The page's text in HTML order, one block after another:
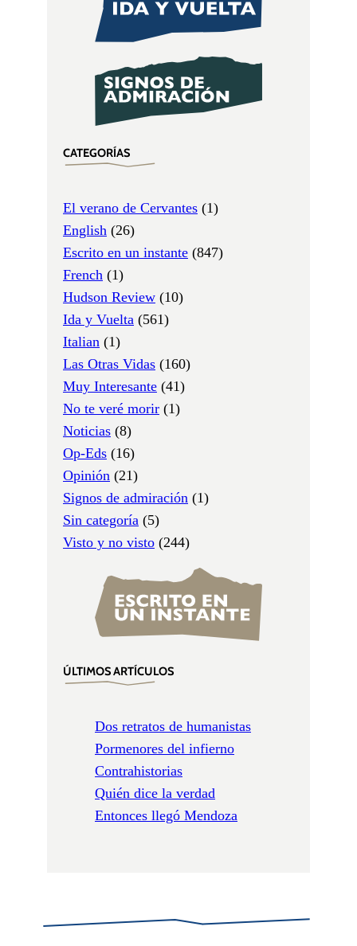
CATEGORÍAS
El verano de Cervantes (1)
English (26)
Escrito en un instante (847)
French (1)
Hudson Review (10)
Ida y Vuelta (561)
Italian (1)
Las Otras Vidas (160)
Muy Interesante (41)
No te veré morir (1)
Noticias (8)
Op-Eds (16)
Opinión (21)
Signos de admiración (1)
Sin categoría (5)
Visto y no visto (244)
ÚLTIMOS ARTÍCULOS
Dos retratos de humanistas
Pormenores del infierno
Contrahistorias
Quién dice la verdad
Entonces llegó Mendoza